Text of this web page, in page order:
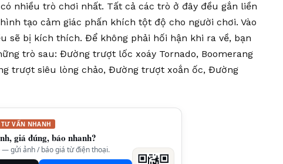
nhiều trò chơi nhất. Tất cả các trò ở đây đều gắn liền
tạo cảm giác phấn khích tột độ cho người chơi. Vào
sẽ bị kích thích. Để không phải hối hận khi ra về, bạn
trò sau: Đường trượt lốc xoáy Tornado, Boomerang
trượt siêu lòng chảo, Đường trượt xoắn ốc, Đường
TƯ VẤN NHANH
giá đúng, báo nhanh?
— gửi ảnh / báo giá từ điện thoại.